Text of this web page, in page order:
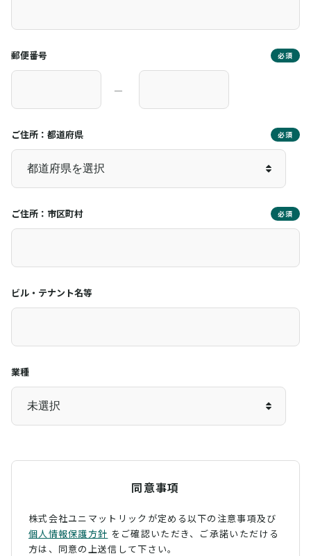
郵便番号 必須
―
ご住所：都道府県 必須
ご住所：市区町村 必須
ビル・テナント名等
業種
同意事項
株式会社ユニマットリックが定める以下の注意事項及び
個人情報保護方針 をご確認いただき、 ご承諾いただける
方は、同意の上送信して下さい。